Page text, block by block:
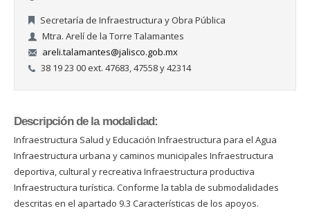
Secretaría de Infraestructura y Obra Pública
Mtra. Arelí de la Torre Talamantes
areli.talamantes@jalisco.gob.mx
38 19 23 00 ext. 47683, 47558 y 42314
Descripción de la modalidad:
Infraestructura Salud y Educación Infraestructura para el Agua
Infraestructura urbana y caminos municipales Infraestructura
deportiva, cultural y recreativa Infraestructura productiva
Infraestructura turística. Conforme la tabla de submodalidades
descritas en el apartado 9.3 Características de los apoyos.